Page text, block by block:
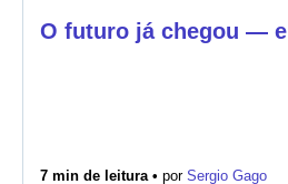
Educação
O futuro já chegou —
7 min de leitura • por Sergio Gago